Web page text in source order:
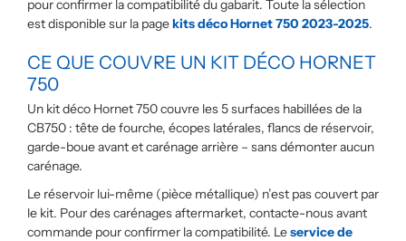
pour confirmer la compatibilité du gabarit. Toute la sélection
est disponible sur la pagekits déco Hornet 750 2023-2025.
CE QUE COUVRE UN KIT DÉCO HORNET
750
Un kit déco Hornet 750 couvre les 5 surfaces habillées de la
CB750 : tête de fourche, écopes latérales, flancs de réservoir,
garde-boue avant et carénage arrière – sans démonter aucun
carénage.
Le réservoir lui-même (pièce métallique) n’est pas couvert par
le kit. Pour des carénages aftermarket, contacte-nous avant
commande pour confirmer la compatibilité. Leservice de